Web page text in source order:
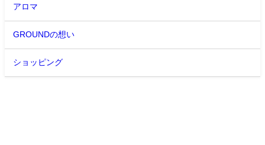
アロマ
GROUNDの想い
ショッピング